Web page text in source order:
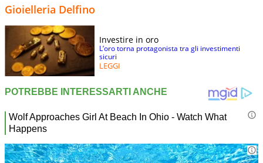
Gioielleria Delfino
Investire in oro
L’oro torna protagonista tra gli investimenti
sicuri
LEGGI